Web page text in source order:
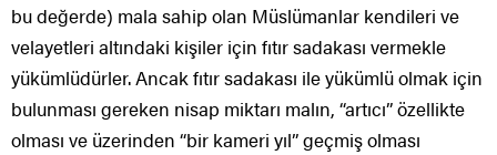
bu değerde) mala sahip olan Müslümanlar kendileri ve
velayetleri altındaki kişiler için fıtır sadakası vermekle
yükümlüdürler. Ancak fıtır sadakası ile yükümlü olmak için
bulunması gereken nisap miktarı malın, “artıcı” özellikte
olması ve üzerinden “bir kameri yıl” geçmiş olması